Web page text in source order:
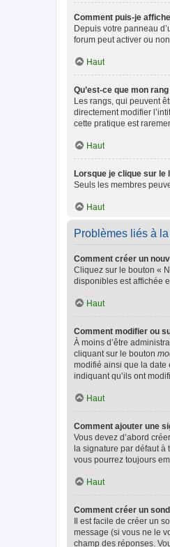
Comment puis-je
Depuis votre panneau
forum peut activer ou
Haut
Qu’est-ce que mon
Les rangs, qui peuvent
directement modifier
cette pratique est
Haut
Lorsque je clique sur le
Seuls les membres
Haut
Problèmes liés à
Comment créer un
Cliquez sur le bouton «
disponibles est affichée
Haut
Comment modifier ou
À moins d’être
cliquant sur le bouton
modifié ainsi que la date
indiquant qu’ils ont
Haut
Comment ajouter une
Vous devez d’abord
la signature par défaut à
vous pourrez toujours
Haut
Comment créer un
Il est facile de créer un
message (si vous ne le
champ des réponses.